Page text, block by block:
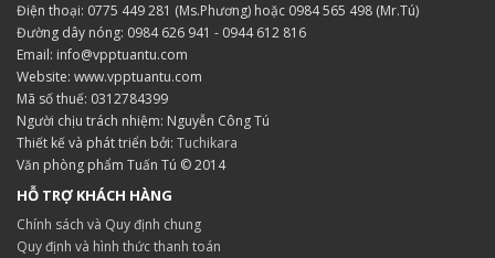
Điện thoại: 0775 449 281 (Ms.Phương) hoặc 0984 565 498 (Mr.Tú)
Đường dây nóng: 0984 626 941 - 0944 612 816
Email: info@vpptuantu.com
Website: www.vpptuantu.com
Mã số thuế: 0312784399
Người chịu trách nhiệm: Nguyễn Công Tú
Thiết kế và phát triển bởi: Tuchikara
Văn phòng phẩm Tuấn Tú © 2014
HỖ TRỢ KHÁCH HÀNG
Chính sách và Quy định chung
Quy định và hình thức thanh toán